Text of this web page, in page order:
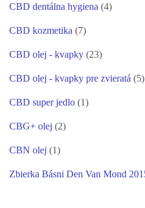
CBD dentálna hygiena (4)
CBD kozmetika (7)
CBD olej - kvapky (23)
CBD olej - kvapky pre zvieratá (5)
CBD super jedlo (1)
CBG+ olej (2)
CBN olej (1)
Zbierka Básni Den Van Mond